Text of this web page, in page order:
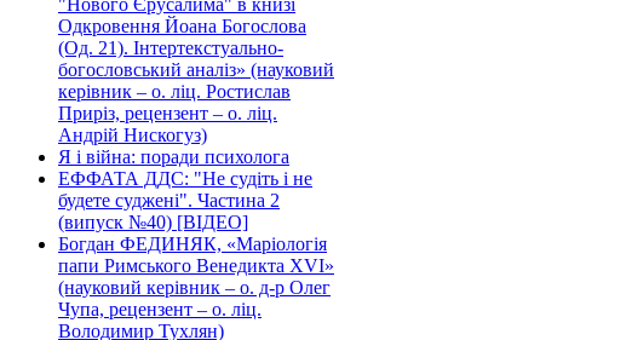
"Нового Єрусалима" в книзі
Одкровення Йоана Богослова
(Од. 21). Інтертекстуально-
богословський аналіз» (науковий
керівник – о. ліц. Ростислав
Приріз, рецензент – о. ліц.
Андрій Нискогуз)
Я і війна: поради психолога
ЕФФАТА ДДС: "Не судіть і не
будете суджені". Частина 2
(випуск №40) [ВІДЕО]
Богдан ФЕДИНЯК, «Маріологія
папи Римського Венедикта XVI»
(науковий керівник – о. д-р Олег
Чупа, рецензент – о. ліц.
Володимир Тухлян)